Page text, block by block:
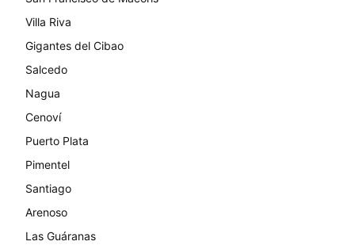
Villa Riva
Gigantes del Cibao
Salcedo
Nagua
Cenoví
Puerto Plata
Pimentel
Santiago
Arenoso
Las Guáranas